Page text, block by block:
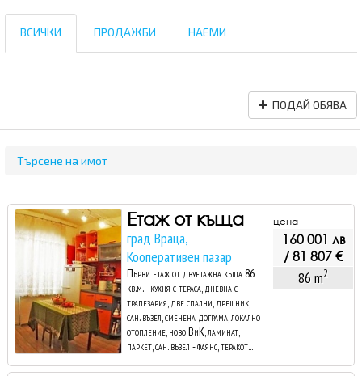
ВСИЧКИ ПРОДАЖБИ НАЕМИ
ПОДАЙ ОБЯВА
Търсене на имот
Етаж от къща
град Враца,
Кооперативен пазар
Първи етаж от двуетажна къща 86
кв.м. - кухня с тераса, дневна с
трапезария, две спални, дрешник,
сан. възел, сменена дограма, локално
отопление, ново ВиК, ламинат,
паркет, сан. възел - фаянс, теракот...
цена
160 001 лв
/ 81 807 €
86 m2